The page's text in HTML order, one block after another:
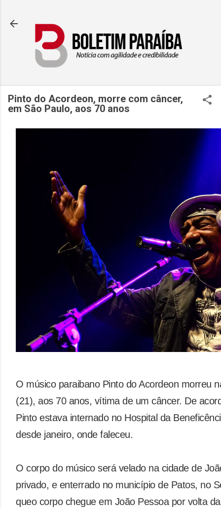
Pinto do Acordeon, morre com câncer,
em São Paulo, aos 70 anos
O músico paraibano Pinto do Acordeon morreu
(21), aos 70 anos, vítima de um câncer. De
Pinto estava internado no Hospital da
desde janeiro, onde faleceu.
O corpo do músico será velado na cidade de
privado, e enterrado no município de Patos, no
queo corpo chegue em João Pessoa por volta